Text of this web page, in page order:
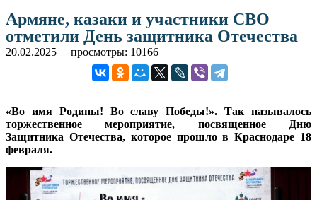
Армяне, казаки и участники СВО
отметили День защитника Отечества
20.02.2025 просмотры: 10166
«Во имя Родины! Во славу Победы!». Так называлось
торжественное мероприятие, посвященное Дню
Защитника Отечества, которое прошло в Краснодаре 18
февраля.